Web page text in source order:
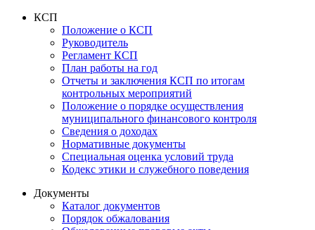
КСП
Положение о КСП
Руководитель
Регламент КСП
План работы на год
Отчеты и заключения КСП по итогам
контрольных мероприятий
Положение о порядке осуществления
муниципального финансового контроля
Сведения о доходах
Нормативные документы
Специальная оценка условий труда
Кодекс этики и служебного поведения
Документы
Каталог документов
Порядок обжалования